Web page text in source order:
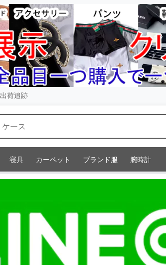
出荷追跡
寝具 カーペット ブランド服 腕時計